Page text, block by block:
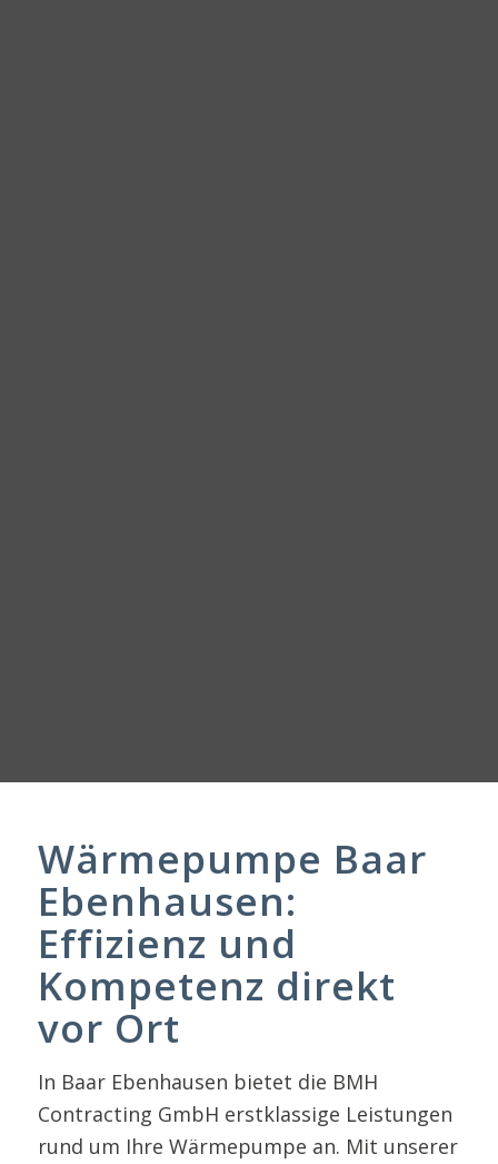
Wärmepumpe Baar
Ebenhausen:
Effizienz und
Kompetenz direkt
vor Ort
In Baar Ebenhausen bietet die BMH
Contracting GmbH erstklassige Leistungen
rund um Ihre Wärmepumpe an. Mit unserer